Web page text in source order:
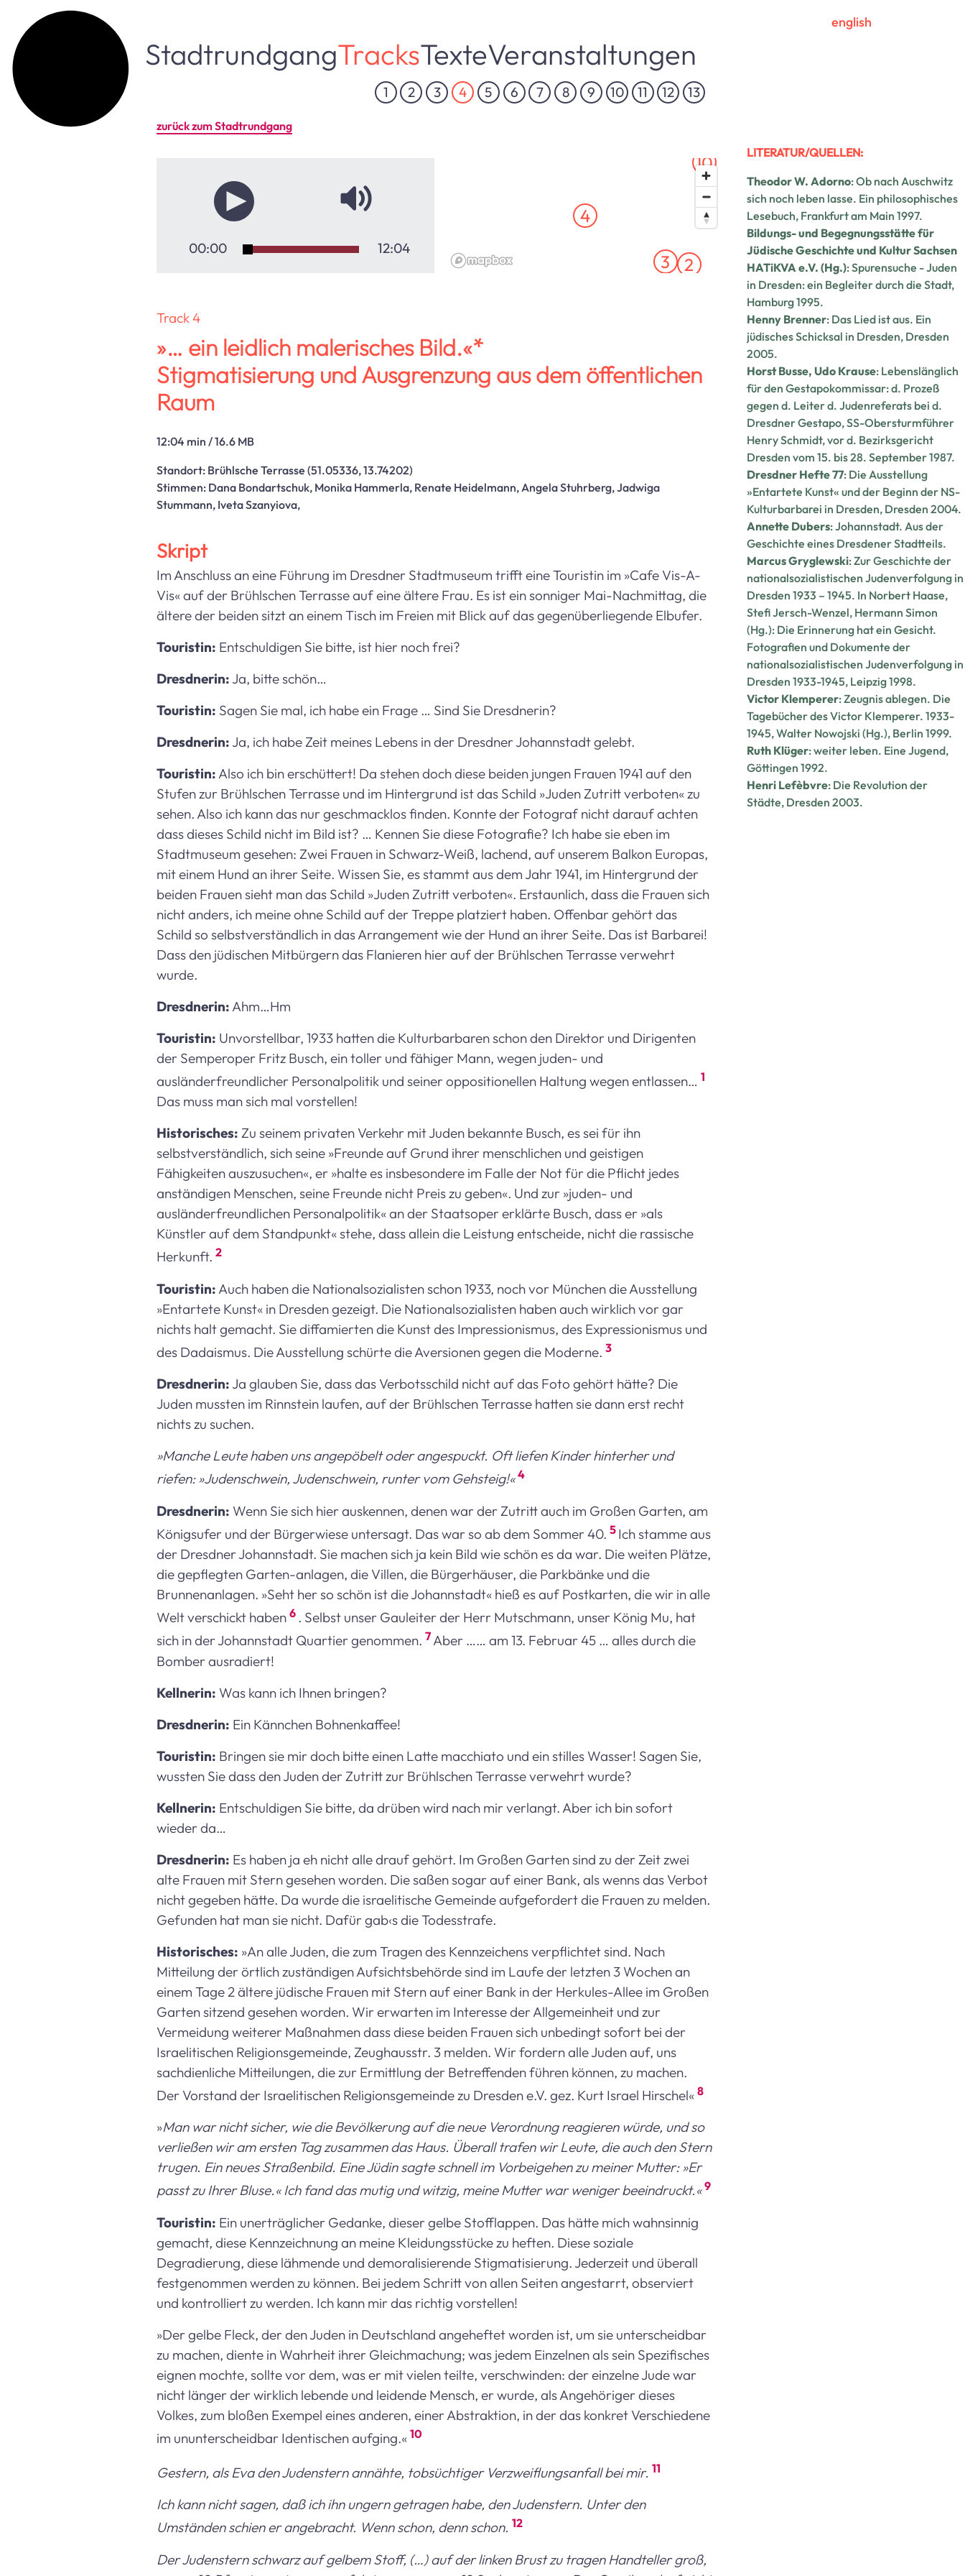
StadtrundgangTracksTexteVeranstaltungen
1 2 3 4 5 6 7 8 9 10 11 12 13
english
00:00 12:04
zurück zum Stadtrundgang
2
3
4
6
9
10
LITERATUR/QUELLEN:
Theodor W. Adorno: Ob nach Auschwitz
sich noch leben lasse. Ein philosophisches
Lesebuch, Frankfurt am Main 1997.
Bildungs- und Begegnungsstätte für
Jüdische Geschichte und Kultur Sachsen
HATiKVA e.V. (Hg.): Spurensuche - Juden
in Dresden: ein Begleiter durch die Stadt,
Hamburg 1995.
Henny Brenner: Das Lied ist aus. Ein
jüdisches Schicksal in Dresden, Dresden
2005.
Horst Busse, Udo Krause: Lebenslänglich
für den Gestapokommissar: d. Prozeß
gegen d. Leiter d. Judenreferats bei d.
Dresdner Gestapo, SS-Obersturmführer
Henry Schmidt, vor d. Bezirksgericht
Dresden vom 15. bis 28. September 1987.
Dresdner Hefte 77: Die Ausstellung
»Entartete Kunst« und der Beginn der NS-
Kulturbarbarei in Dresden, Dresden 2004.
Annette Dubers: Johannstadt. Aus der
Geschichte eines Dresdener Stadtteils.
Marcus Gryglewski: Zur Geschichte der
nationalsozialistischen Judenverfolgung in
Dresden 1933 – 1945. In Norbert Haase,
Stefi Jersch-Wenzel, Hermann Simon
(Hg.): Die Erinnerung hat ein Gesicht.
Fotografien und Dokumente der
nationalsozialistischen Judenverfolgung in
Dresden 1933-1945, Leipzig 1998.
Victor Klemperer: Zeugnis ablegen. Die
Tagebücher des Victor Klemperer. 1933-
1945, Walter Nowojski (Hg.), Berlin 1999.
Ruth Klüger: weiter leben. Eine Jugend,
Göttingen 1992.
Henri Lefèbvre: Die Revolution der
Städte, Dresden 2003.
Track 4
»… ein leidlich malerisches Bild.«*
Stigmatisierung und Ausgrenzung aus dem öffentlichen
Raum
12:04 min / 16.6 MB
Standort: Brühlsche Terrasse (51.05336, 13.74202)
Stimmen: Dana Bondartschuk, Monika Hammerla, Renate Heidelmann, Angela Stuhrberg, Jadwiga
Stummann, Iveta Szanyiova,
Skript
Im Anschluss an eine Führung im Dresdner Stadtmuseum trifft eine Touristin im »Cafe Vis-A-
Vis« auf der Brühlschen Terrasse auf eine ältere Frau. Es ist ein sonniger Mai-Nachmittag, die
ältere der beiden sitzt an einem Tisch im Freien mit Blick auf das gegenüberliegende Elbufer.
Touristin: Entschuldigen Sie bitte, ist hier noch frei?
Dresdnerin: Ja, bitte schön…
Touristin: Sagen Sie mal, ich habe ein Frage … Sind Sie Dresdnerin?
Dresdnerin: Ja, ich habe Zeit meines Lebens in der Dresdner Johannstadt gelebt.
Touristin: Also ich bin erschüttert! Da stehen doch diese beiden jungen Frauen 1941 auf den
Stufen zur Brühlschen Terrasse und im Hintergrund ist das Schild »Juden Zutritt verboten« zu
sehen. Also ich kann das nur geschmacklos finden. Konnte der Fotograf nicht darauf achten
dass dieses Schild nicht im Bild ist? … Kennen Sie diese Fotografie? Ich habe sie eben im
Stadtmuseum gesehen: Zwei Frauen in Schwarz-Weiß, lachend, auf unserem Balkon Europas,
mit einem Hund an ihrer Seite. Wissen Sie, es stammt aus dem Jahr 1941, im Hintergrund der
beiden Frauen sieht man das Schild »Juden Zutritt verboten«. Erstaunlich, dass die Frauen sich
nicht anders, ich meine ohne Schild auf der Treppe platziert haben. Offenbar gehört das
Schild so selbstverständlich in das Arrangement wie der Hund an ihrer Seite. Das ist Barbarei!
Dass den jüdischen Mitbürgern das Flanieren hier auf der Brühlschen Terrasse verwehrt
wurde.
Dresdnerin: Ahm…Hm
Touristin: Unvorstellbar, 1933 hatten die Kulturbarbaren schon den Direktor und Dirigenten
der Semperoper Fritz Busch, ein toller und fähiger Mann, wegen juden- und
ausländerfreundlicher Personalpolitik und seiner oppositionellen Haltung wegen entlassen… 1
Das muss man sich mal vorstellen!
Historisches: Zu seinem privaten Verkehr mit Juden bekannte Busch, es sei für ihn
selbstverständlich, sich seine »Freunde auf Grund ihrer menschlichen und geistigen
Fähigkeiten auszusuchen«, er »halte es insbesondere im Falle der Not für die Pflicht jedes
anständigen Menschen, seine Freunde nicht Preis zu geben«. Und zur »juden- und
ausländerfreundlichen Personalpolitik« an der Staatsoper erklärte Busch, dass er »als
Künstler auf dem Standpunkt« stehe, dass allein die Leistung entscheide, nicht die rassische
Herkunft. 2
Touristin: Auch haben die Nationalsozialisten schon 1933, noch vor München die Ausstellung
»Entartete Kunst« in Dresden gezeigt. Die Nationalsozialisten haben auch wirklich vor gar
nichts halt gemacht. Sie diffamierten die Kunst des Impressionismus, des Expressionismus und
des Dadaismus. Die Ausstellung schürte die Aversionen gegen die Moderne. 3
Dresdnerin: Ja glauben Sie, dass das Verbotsschild nicht auf das Foto gehört hätte? Die
Juden mussten im Rinnstein laufen, auf der Brühlschen Terrasse hatten sie dann erst recht
nichts zu suchen.
»Manche Leute haben uns angepöbelt oder angespuckt. Oft liefen Kinder hinterher und
riefen: »Judenschwein, Judenschwein, runter vom Gehsteig!« 4
Dresdnerin: Wenn Sie sich hier auskennen, denen war der Zutritt auch im Großen Garten, am
Königsufer und der Bürgerwiese untersagt. Das war so ab dem Sommer 40. 5 Ich stamme aus
der Dresdner Johannstadt. Sie machen sich ja kein Bild wie schön es da war. Die weiten Plätze,
die gepflegten Garten-anlagen, die Villen, die Bürgerhäuser, die Parkbänke und die
Brunnenanlagen. »Seht her so schön ist die Johannstadt« hieß es auf Postkarten, die wir in alle
Welt verschickt haben 6 . Selbst unser Gauleiter der Herr Mutschmann, unser König Mu, hat
sich in der Johannstadt Quartier genommen. 7Aber …… am 13. Februar 45 … alles durch die
Bomber ausradiert!
Kellnerin: Was kann ich Ihnen bringen?
Dresdnerin: Ein Kännchen Bohnenkaffee!
Touristin: Bringen sie mir doch bitte einen Latte macchiato und ein stilles Wasser! Sagen Sie,
wussten Sie dass den Juden der Zutritt zur Brühlschen Terrasse verwehrt wurde?
Kellnerin: Entschuldigen Sie bitte, da drüben wird nach mir verlangt. Aber ich bin sofort
wieder da…
Dresdnerin: Es haben ja eh nicht alle drauf gehört. Im Großen Garten sind zu der Zeit zwei
alte Frauen mit Stern gesehen worden. Die saßen sogar auf einer Bank, als wenns das Verbot
nicht gegeben hätte. Da wurde die israelitische Gemeinde aufgefordert die Frauen zu melden.
Gefunden hat man sie nicht. Dafür gab‹s die Todesstrafe.
Historisches: »An alle Juden, die zum Tragen des Kennzeichens verpflichtet sind. Nach
Mitteilung der örtlich zuständigen Aufsichtsbehörde sind im Laufe der letzten 3 Wochen an
einem Tage 2 ältere jüdische Frauen mit Stern auf einer Bank in der Herkules-Allee im Großen
Garten sitzend gesehen worden. Wir erwarten im Interesse der Allgemeinheit und zur
Vermeidung weiterer Maßnahmen dass diese beiden Frauen sich unbedingt sofort bei der
Israelitischen Religionsgemeinde, Zeughausstr. 3 melden. Wir fordern alle Juden auf, uns
sachdienliche Mitteilungen, die zur Ermittlung der Betreffenden führen können, zu machen.
Der Vorstand der Israelitischen Religionsgemeinde zu Dresden e.V. gez. Kurt Israel Hirschel« 8
»Man war nicht sicher, wie die Bevölkerung auf die neue Verordnung reagieren würde, und so
verließen wir am ersten Tag zusammen das Haus. Überall trafen wir Leute, die auch den Stern
trugen. Ein neues Straßenbild. Eine Jüdin sagte schnell im Vorbeigehen zu meiner Mutter: »Er
passt zu Ihrer Bluse.« Ich fand das mutig und witzig, meine Mutter war weniger beeindruckt.«9
Touristin: Ein unerträglicher Gedanke, dieser gelbe Stofflappen. Das hätte mich wahnsinnig
gemacht, diese Kennzeichnung an meine Kleidungsstücke zu heften. Diese soziale
Degradierung, diese lähmende und demoralisierende Stigmatisierung. Jederzeit und überall
festgenommen werden zu können. Bei jedem Schritt von allen Seiten angestarrt, observiert
und kontrolliert zu werden. Ich kann mir das richtig vorstellen!
»Der gelbe Fleck, der den Juden in Deutschland angeheftet worden ist, um sie unterscheidbar
zu machen, diente in Wahrheit ihrer Gleichmachung; was jedem Einzelnen als sein Spezifisches
eignen mochte, sollte vor dem, was er mit vielen teilte, verschwinden: der einzelne Jude war
nicht länger der wirklich lebende und leidende Mensch, er wurde, als Angehöriger dieses
Volkes, zum bloßen Exempel eines anderen, einer Abstraktion, in der das konkret Verschiedene
im ununterscheidbar Identischen aufging.« 10
Gestern, als Eva den Judenstern annähte, tobsüchtiger Verzweiflungsanfall bei mir. 11
Ich kann nicht sagen, daß ich ihn ungern getragen habe, den Judenstern. Unter den
Umständen schien er angebracht. Wenn schon, denn schon. 12
Der Judenstern schwarz auf gelbem Stoff, (…) auf der linken Brust zu tragen Handteller groß,